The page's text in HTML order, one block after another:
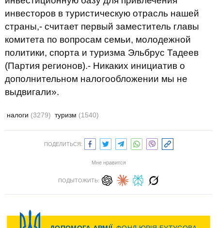
инвесторов в туристическую отрасль нашей
страны,- считает первый заместитель главы
комитета по вопросам семьи, молодежной
политики, спорта и туризма Эльбрус Тадеев
(Партия регионов).- Никаких инициатив о
дополнительном налогообложении мы не
выдвигали».
налоги (3279) туризм (1540)
ПОДЕЛИТЬСЯ:
Мне нравится
ПОДЫТОЖИТЬ: